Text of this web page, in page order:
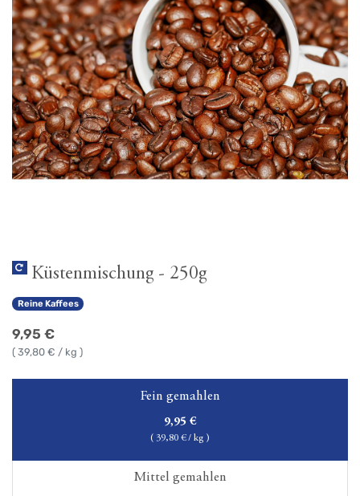
Küstenmischung - 250g
Reine Kaffees
9,95 €
( 39,80 € / kg )
Fein gemahlen
9,95 €
( 39,80 € / kg )
Mittel gemahlen